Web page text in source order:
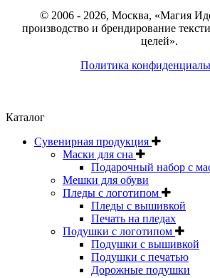
© 2006 - 2026, Москва, «Магия
производство и брендирование
целей».
Политика
Каталог
Сувенирная продукция
Маски для сна
Подарочный набор с
Мешки для обуви
Пледы с логотипом
Пледы с вышивкой
Печать на пледах
Подушки с логотипом
Подушки с вышивкой
Подушки с печатью
Дорожные подушки